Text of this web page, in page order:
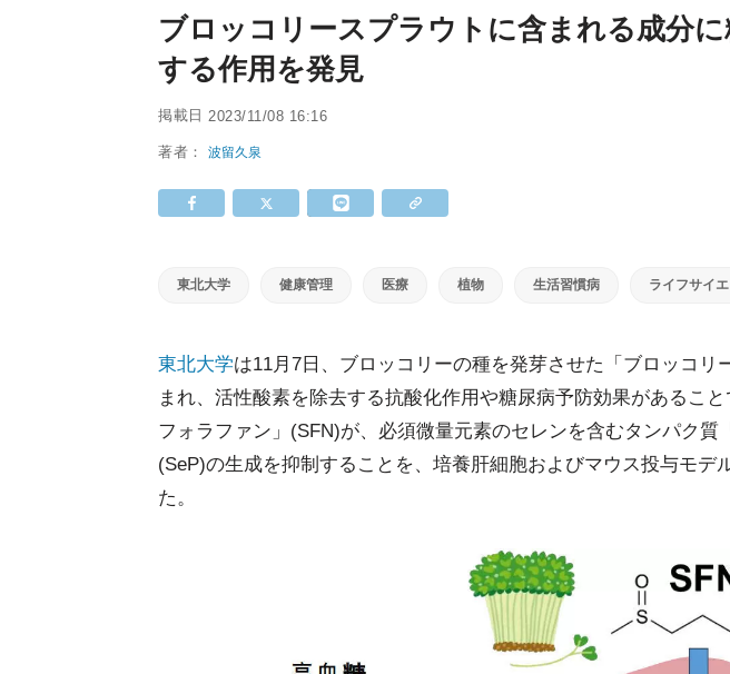
ブロッコリースプラウトに含まれる成分に
する作用を発見
掲載日 2023/11/08 16:16
著者：波留久泉
東北大学 健康管理 医療 植物 生活習慣病 ライフサイ
東北大学は11月7日、ブロッコリーの種を発芽させた「ブロッコリ
まれ、活性酸素を除去する抗酸化作用や糖尿病予防効果があるこ
フォラファン」(SFN)が、必須微量元素のセレンを含むタンパク質
(SeP)の生成を抑制することを、培養肝細胞およびマウス投与モデ
た。